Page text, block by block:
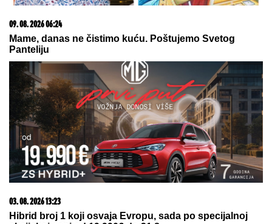
09. 08. 2026 08:52
KAKAV MALER! Srbija bez jedne od NAJBOLJIH na
sledećem takmičenju?! Povreda je bila jača od velike
želje, evo i svih detalja